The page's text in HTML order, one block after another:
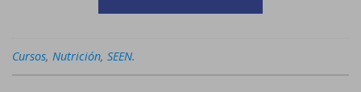
Cursos, Nutrición, SEEN.